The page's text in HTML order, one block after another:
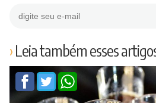
Leia também esses